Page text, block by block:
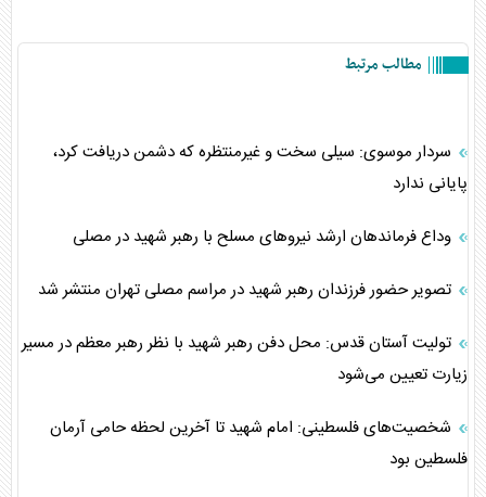
مطالب مرتبط
سردار موسوی: سیلی سخت و غیرمنتظره که دشمن دریافت کرد،
پایانی ندارد
وداع فرماندهان ارشد نیروهای مسلح با رهبر شهید در مصلی
تصویر حضور فرزندان رهبر شهید در مراسم مصلی تهران منتشر شد
تولیت آستان قدس: محل دفن رهبر شهید با نظر رهبر معظم در مسیر
زیارت تعیین می‌شود
شخصیت‌های فلسطینی: امام شهید تا آخرین لحظه حامی آرمان
فلسطین بود